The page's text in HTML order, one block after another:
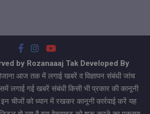
by Rozanaaaj Tak Developed By
आज तक में लगाई खबरें व विज्ञापन संबंधी जांच
लगाई गई खबरें संबंधी किसी भी प्रकार की कानूनी
चीजों को ध्यान में रखकर कानूनी कार्रवाई करें यह